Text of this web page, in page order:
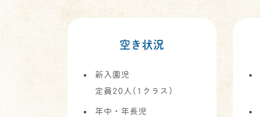
空き状況
新入園児
定員20人(1クラス)
年中・年長児